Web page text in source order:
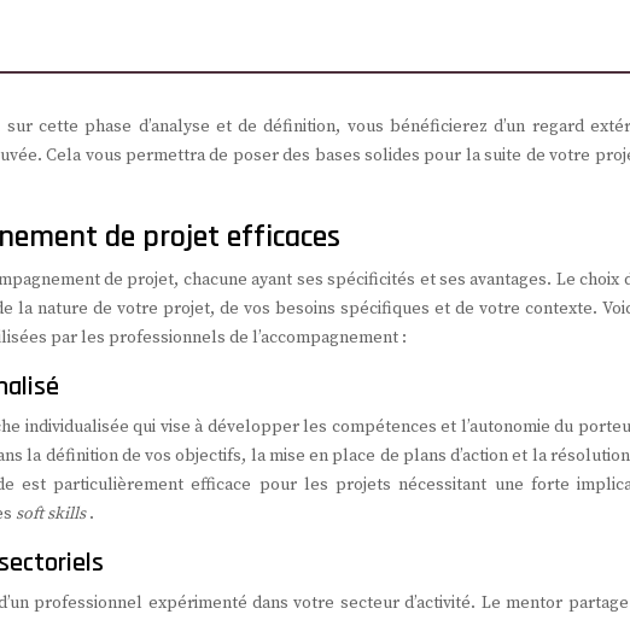
cette phase d’analyse et de définition, vous bénéficierez d’un regard
Cela vous permettra de poser des bases solides pour la suite de votre
de projet efficaces
de projet, chacune ayant ses spécificités et ses avantages. Le choix
la nature de votre projet, de vos besoins spécifiques et de votre contexte.
par les professionnels de l’accompagnement :
individualisée qui vise à développer les compétences et l’autonomie du
la définition de vos objectifs, la mise en place de plans d’action et la
est particulièrement efficace pour les projets nécessitant une forte
soft skills.
professionnel expérimenté dans votre secteur d’activité. Le mentor